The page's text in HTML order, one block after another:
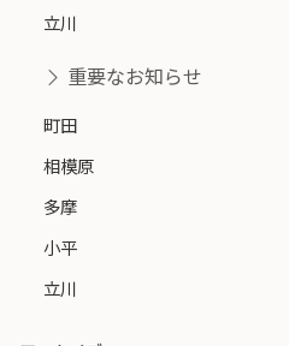
立川
重要なお知らせ
町田
相模原
多摩
小平
立川